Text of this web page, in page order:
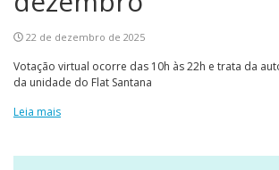
22 de dezembro de 2025
Votação virtual ocorre das 10h às 22h e trata da
da unidade do Flat Santana
Leia mais